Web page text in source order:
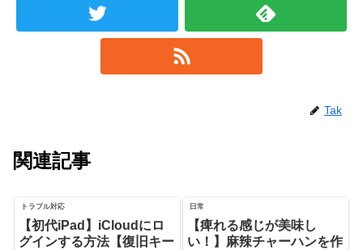
Tak
関連記事
トラブル対応
【初代iPad】iCloudにロ
グインする方法【復旧キー
日常
【痺れる感じが美味し
い！】麻辣チャーハンを作